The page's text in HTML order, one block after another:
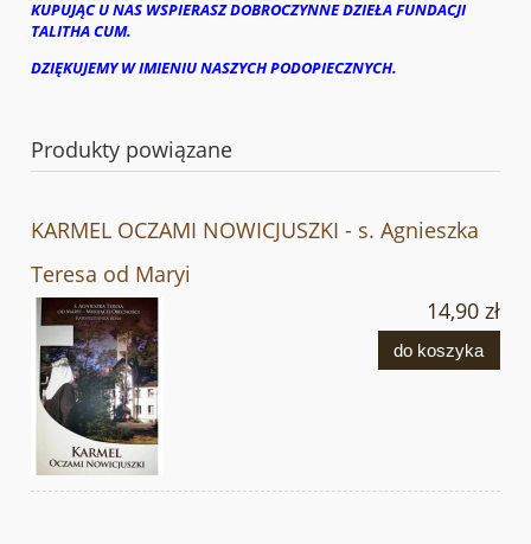
KUPUJĄC U NAS WSPIERASZ DOBROCZYNNE DZIEŁA FUNDACJI
TALITHA CUM.
DZIĘKUJEMY W IMIENIU NASZYCH PODOPIECZNYCH.
Produkty powiązane
KARMEL OCZAMI NOWICJUSZKI - s. Agnieszka
Teresa od Maryi
14,90 zł
do koszyka